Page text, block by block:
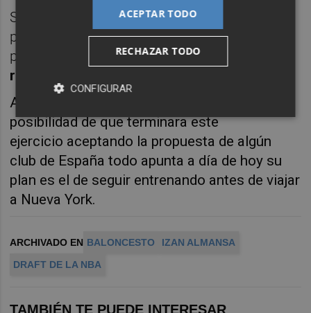
Sus topes fueron los19 tantos
precisamente ante Melbourne United sin
poder evitar la derrota por 97-106 y los
rechaces
Aunque se viene rumoreando con la
posibilidad de que terminara este
ejercicio aceptando la propuesta de algún
club de España todo apunta a día de hoy su
plan es el de seguir entrenando antes de viajar
a Nueva York.
ARCHIVADO EN BALONCESTO
IZAN ALMANSA
DRAFT DE LA NBA
TAMBIÉN TE PUEDE INTERESAR
ACEPTAR TODO
RECHAZAR TODO
CONFIGURAR